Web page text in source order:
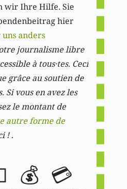
wir Ihre Hilfe. Sie
hier
uns anders
journalisme libre
à tous·tes. Ceci
grâce au soutien de
Si vous en avez les
le montant de
autre forme de
! .
💰 💳